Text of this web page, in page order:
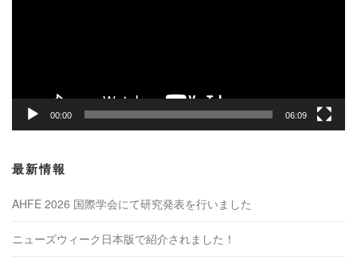
00:00 06:09
最新情報
AHFE 2026 国際学会にて研究発表を行いました
ニューズウィーク日本版で紹介されました！